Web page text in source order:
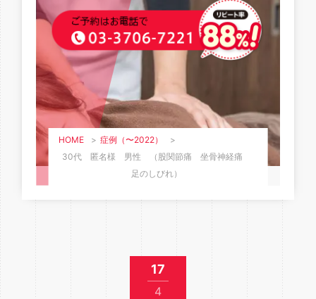
HOME > 症例（〜2022）
>
30代 匿名様 男性 （股関節痛 坐骨神経痛
足のしびれ）
17
4